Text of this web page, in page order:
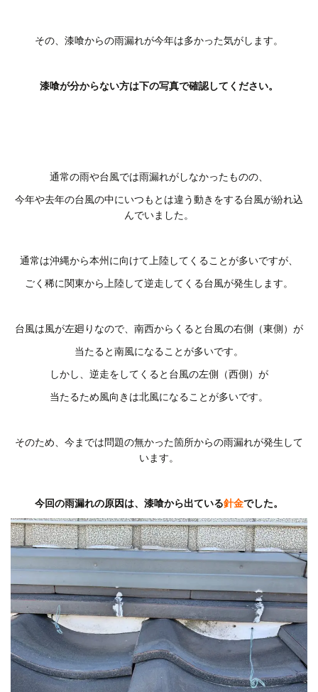
その、漆喰からの雨漏れが今年は多かった気がします。
漆喰が分からない方は下の写真で確認してください。
通常の雨や台風では雨漏れがしなかったものの、
今年や去年の台風の中にいつもとは違う動きをする台風が紛れ込
んでいました。
通常は沖縄から本州に向けて上陸してくることが多いですが、
ごく稀に関東から上陸して逆走してくる台風が発生します。
台風は風が左廻りなので、南西からくると台風の右側（東側）が
当たると南風になることが多いです。
しかし、逆走をしてくると台風の左側（西側）が
当たるため風向きは北風になることが多いです。
そのため、今までは問題の無かった箇所からの雨漏れが発生して
います。
今回の雨漏れの原因は、漆喰から出ている針金でした。